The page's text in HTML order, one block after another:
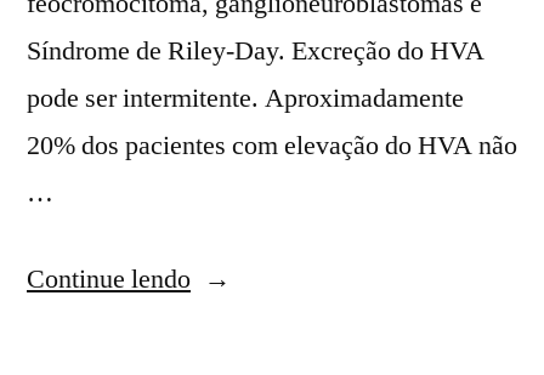
Síndrome de Riley-Day. Excreção do HVA
pode ser intermitente. Aproximadamente
20% dos pacientes com elevação do HVA não
…
Continue lendo